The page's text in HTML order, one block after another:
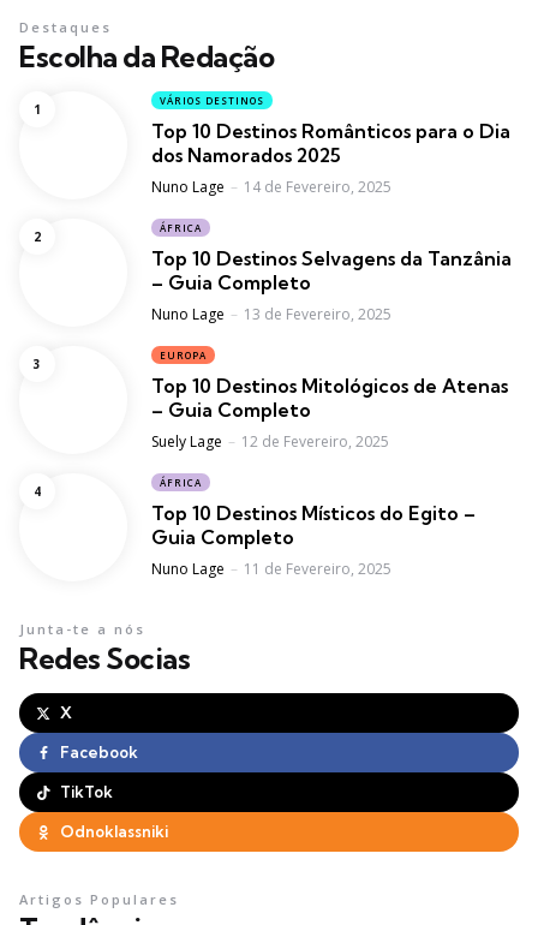
Escolha da Redação
Destaques
VÁRIOS DESTINOS
Top 10 Destinos Românticos para o Dia
dos Namorados 2025
Posted
Nuno Lage 14 de Fevereiro, 2025
ÁFRICA
Top 10 Destinos Selvagens da Tanzânia
– Guia Completo
Posted
Nuno Lage 13 de Fevereiro, 2025
EUROPA
Top 10 Destinos Mitológicos de Atenas
– Guia Completo
Posted
Suely Lage 12 de Fevereiro, 2025
ÁFRICA
Top 10 Destinos Místicos do Egito –
Guia Completo
Posted
Nuno Lage 11 de Fevereiro, 2025
Redes Socias
Junta-te a nós
X
Facebook
TikTok
Odnoklassniki
Artigos Populares